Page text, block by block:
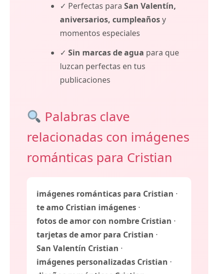
✓ Perfectas para San Valentín,
aniversarios, cumpleañosy
momentos especiales
✓ Sin marcas de agua para que
luzcan perfectas en tus
publicaciones
Palabras clave
relacionadas con imágenes
románticas para Cristian
imágenes románticas para Cristian ·
te amo Cristian imágenes ·
fotos de amor con nombre Cristian ·
tarjetas de amor para Cristian ·
San Valentín Cristian ·
imágenes personalizadas Cristian ·